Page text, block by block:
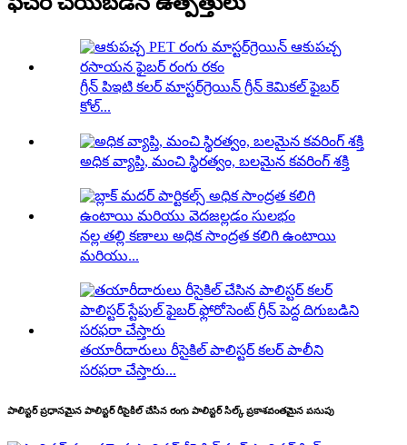
గ్రీన్ పిఇటి కలర్ మాస్టర్‌గ్రెయిన్ గ్రీన్ కెమికల్ ఫైబర్
కోల్...
అధిక వ్యాప్తి, మంచి స్థిరత్వం, బలమైన కవరింగ్ శక్తి
నల్ల తల్లి కణాలు అధిక సాంద్రత కలిగి ఉంటాయి
మరియు...
తయారీదారులు రీసైకిల్ పాలిస్టర్ కలర్ పాలీని
సరఫరా చేస్తారు...
పాలిస్టర్ ప్రధానమైన పాలిస్టర్ రీసైకిల్ చేసిన రంగు పాలిస్టర్ సిల్క్ ప్రకాశవంతమైన పసుపు